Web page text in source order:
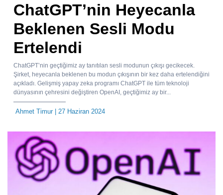
ChatGPT’nin Heyecanla
Beklenen Sesli Modu
Ertelendi
ChatGPT’nin geçtiğimiz ay tanıtılan sesli modunun çıkışı gecikecek.
Şirket, heyecanla beklenen bu modun çıkışının bir kez daha ertelendiğini
açıkladı. Gelişmiş yapay zeka programı ChatGPT ile tüm teknoloji
dünyasının çehresini değiştiren OpenAI, geçtiğimiz ay bir...
Ahmet Timur| 27 Haziran 2024